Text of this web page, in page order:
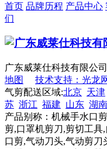
首页 品牌历程 产品中心
们
广东威莱仕科技有限公
地图
技术支持：光龙
气剪配送区域:北京 天津
苏 浙江 福建 山东 湖南
产品别称：机械手水口
剪,口罩机剪刀,剪切工具
口剪,气动刀头,气动剪